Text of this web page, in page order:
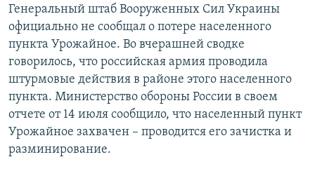
Генеральный штаб Вооруженных Сил Украины
официально не сообщал о потере населенного
пункта Урожайное. Во вчерашней сводке
говорилось, что российская армия проводила
штурмовые действия в районе этого населенного
пункта. Министерство обороны России в своем
отчете от 14 июля сообщило, что населенный пункт
Урожайное захвачен – проводится его зачистка и
разминирование.